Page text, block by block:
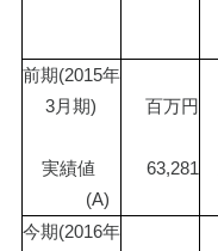
前期(2015年
3月期)
実績値
(A)
百万円
63,281
今期(2016年